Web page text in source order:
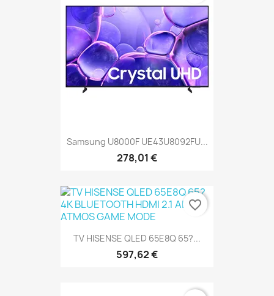
Samsung U8000F UE43U8092FU...
278,01 €
TV HISENSE QLED 65E8Q 65?...
597,62 €
favorite_border